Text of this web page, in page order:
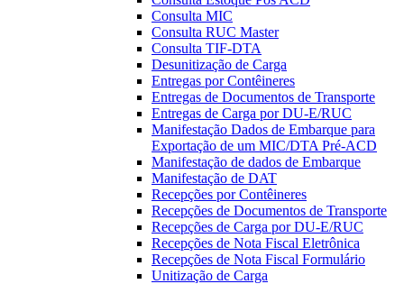
Consulta MIC
Consulta RUC Master
Consulta TIF-DTA
Desunitização de Carga
Entregas por Contêineres
Entregas de Documentos de Transporte
Entregas de Carga por DU-E/RUC
Manifestação Dados de Embarque para
Exportação de um MIC/DTA Pré-ACD
Manifestação de dados de Embarque
Manifestação de DAT
Recepções por Contêineres
Recepções de Documentos de Transporte
Recepções de Carga por DU-E/RUC
Recepções de Nota Fiscal Eletrônica
Recepções de Nota Fiscal Formulário
Unitização de Carga